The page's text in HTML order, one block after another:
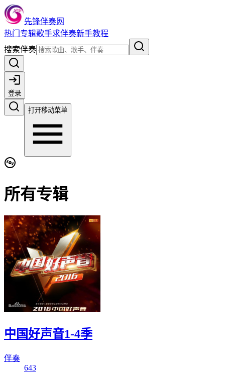
先锋伴奏网
热门 专辑歌手求伴奏新手教程
搜索伴奏
登录
打开移动菜单
所有专辑
中国好声音1-4季
伴奏
643